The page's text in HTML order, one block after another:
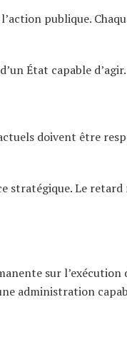
publique.
État capable d’agir.
doivent être
stratégique. Le
sur l’exécution
administration